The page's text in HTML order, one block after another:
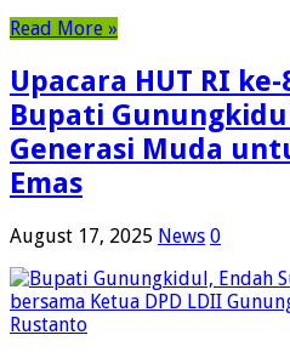
Read More »
Upacara HUT RI
Bupati
Generasi Muda
Emas
August 17, 2025 News 0